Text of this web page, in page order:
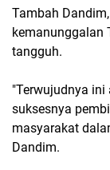
Tambah
kemanunggalan
tangguh.
"Terwujudnya
suksesnya
masyarakat
Dandim.